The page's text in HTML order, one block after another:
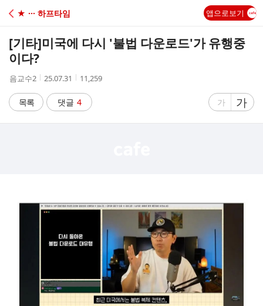
C
A
★ ··· 하프타임 앱으로보기
[기타]미국에 다시 '불법 다운로드'가 유행중
이다?
작
자
음교수2
작
시
간
25.07.31
조
수
11,259
목록 댓글 4
글
가
글
자
가